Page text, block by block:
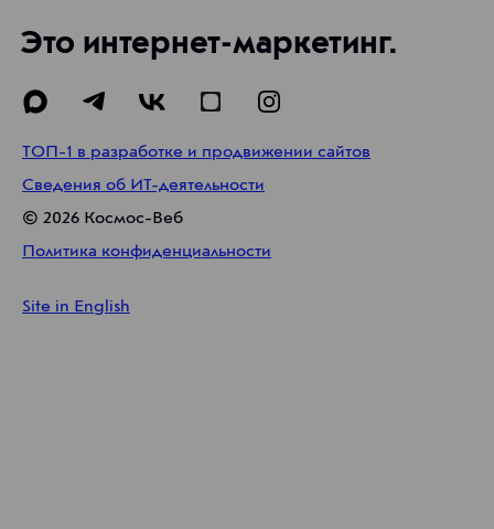
Это интернет-маркетинг.
ТОП-1 в разработке и продвижении сайтов
Сведения об ИТ-деятельности
© 2026 Космос-Веб
Политика конфиденциальности
Site in English